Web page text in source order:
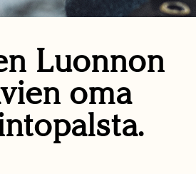
Luonnon
oma